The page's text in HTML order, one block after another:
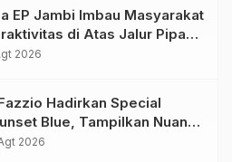
EP Jambi Imbau Masyarakat
di Atas Jalur Pipa
Keselamatan Bersama
2026
Hadirkan Special
Blue, Tampilkan Nuansa
yang Semakin Skena
2026